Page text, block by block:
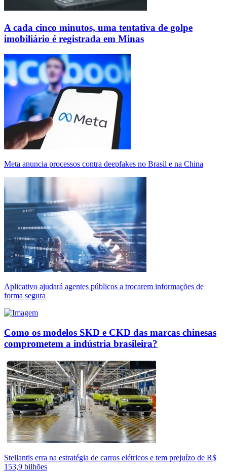
A cada cinco minutos, uma tentativa de golpe
imobiliário é registrada em Minas
Meta anuncia processos contra deepfakes no Brasil e na China
Aplicativo ajudará agentes públicos a trocarem informações de
forma segura
Como os modelos SKD e CKD das marcas chinesas
comprometem a indústria brasileira?
Stellantis erra na estratégia de carros elétricos e tem prejuízo de R$
153,9 bilhões